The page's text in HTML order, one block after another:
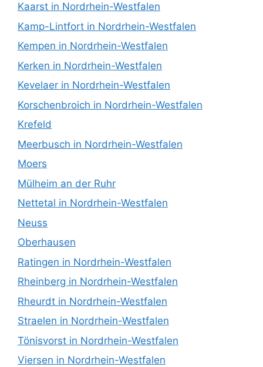
Kaarst in Nordrhein-Westfalen
Kamp-Lintfort in Nordrhein-Westfalen
Kempen in Nordrhein-Westfalen
Kerken in Nordrhein-Westfalen
Kevelaer in Nordrhein-Westfalen
Korschenbroich in Nordrhein-Westfalen
Krefeld
Meerbusch in Nordrhein-Westfalen
Moers
Mülheim an der Ruhr
Nettetal in Nordrhein-Westfalen
Neuss
Oberhausen
Ratingen in Nordrhein-Westfalen
Rheinberg in Nordrhein-Westfalen
Rheurdt in Nordrhein-Westfalen
Straelen in Nordrhein-Westfalen
Tönisvorst in Nordrhein-Westfalen
Viersen in Nordrhein-Westfalen